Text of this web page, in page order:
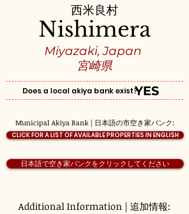
西米良村
CLICK FOR A LIST OF AVAILABLE PROPERTIES IN ENGLISH
Miyazaki, Japan
Additional Information | 追加情報:
Municipal Akiya Bank | 日本語の市空き家バンク:
Nishimera
Does a local akiya bank exist?
日本語で空き家バンクをクリックしてください
宮崎県
YES